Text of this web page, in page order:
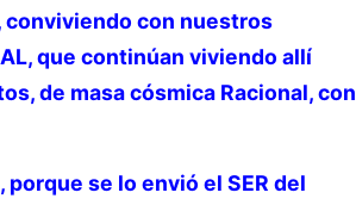
conviviendo con nuestros
que continúan viviendo allí
de masa cósmica Racional, con
se lo envió el SER del